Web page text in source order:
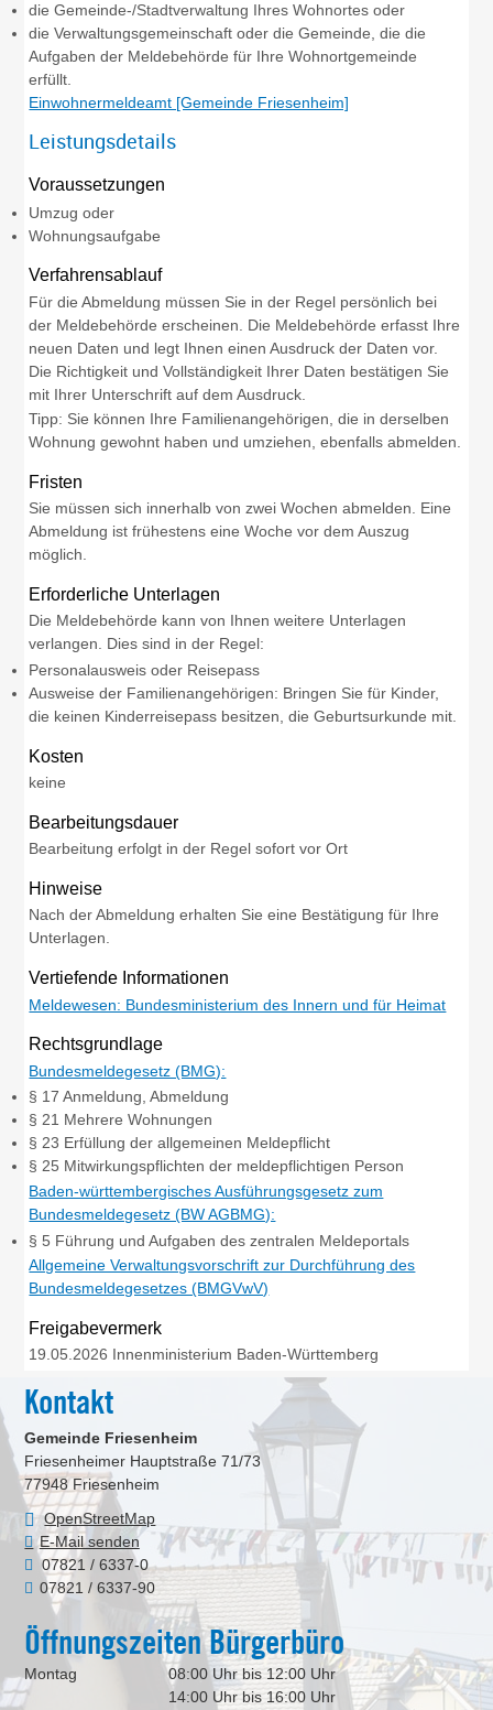
die Gemeinde-/Stadtverwaltung Ihres Wohnortes oder
die Verwaltungsgemeinschaft oder die Gemeinde, die die
Aufgaben der Meldebehörde für Ihre Wohnortgemeinde
erfüllt.
Einwohnermeldeamt [Gemeinde Friesenheim]
Leistungsdetails
Voraussetzungen
Umzug oder
Wohnungsaufgabe
Verfahrensablauf
Für die Abmeldung müssen Sie in der Regel persönlich bei
der Meldebehörde erscheinen. Die Meldebehörde erfasst Ihre
neuen Daten und legt Ihnen einen Ausdruck der Daten vor.
Die Richtigkeit und Vollständigkeit Ihrer Daten bestätigen Sie
mit Ihrer Unterschrift auf dem Ausdruck.
Tipp: Sie können Ihre Familienangehörigen , die in derselben
Wohnung gewohnt haben und umziehen,ebenfalls abmelden
Fristen
Sie müssen sich innerhalb von zwei Wochen abmelden. Eine
Abmeldung ist frühestens eine Woche vor dem Auszug
möglich.
Erforderliche Unterlagen
Die Meldebehörde kann von Ihnen weitere Unterlagen
verlangen. Dies sind in der Regel:
Personalausweis oder Reisepass
Ausweise der Familienangehörigen: Bringen Sie für Kinder,
die keinen Kinderreisepass besitzen, die Geburtsurkunde mit.
Kosten
keine
Bearbeitungsdauer
Bearbeitung erfolgt in der Regel sofort vor Ort
Hinweise
Nach der Abmeldung erhalten Sie eine Bestätigung für Ihre
Unterlagen.
Vertiefende Informationen
Meldewesen: Bundesministerium des Innern und für Heimat
Rechtsgrundlage
Bundesmeldegesetz (BMG):
§ 17 Anmeldung, Abmeldung
§ 21 Mehrere Wohnungen
§ 23 Erfüllung der allgemeinen Meldepflicht
§ 25 Mitwirkungspflichten der meldepflichtigen Person
Baden-württembergisches Ausführungsgesetz zum
Bundesmeldegesetz (BW AGBMG):
§ 5 Führung und Aufgaben des zentralen Meldeportals
Allgemeine Verwaltungsvorschrift zur Durchführung des
Bundesmeldegesetzes (BMGVwV)
Freigabevermerk
19.05.2026 Innenministerium Baden-Württemberg
Kontakt
Gemeinde Friesenheim
Friesenheimer Hauptstraße 71/73
77948 Friesenheim
OpenStreetMap
E-Mail senden
07821 / 6337-0
07821 / 6337-90
Öffnungszeiten Bürgerbüro
Montag
08:00 Uhr bis 12:00 Uhr
14:00 Uhr bis 16:00 Uhr